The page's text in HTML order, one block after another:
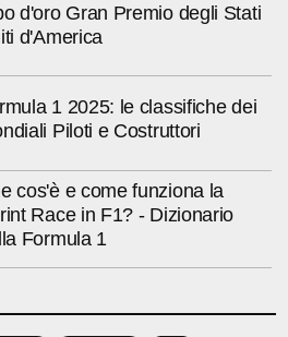
d'oro Gran Premio degli Stati
d'America
1 2025: le classifiche dei
Piloti e Costruttori
cos'è e come funziona la
Race in F1? - Dizionario
Formula 1